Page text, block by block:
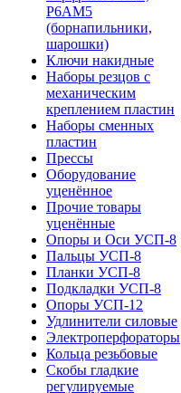
Р6АМ5
(борнапильники,
шарошки)
Ключи накидные
Наборы резцов с
механическим
креплением пластин
Наборы сменных
пластин
Прессы
Оборудование
уценённое
Прочие товары
уценённые
Опоры и Оси УСП-8
Пальцы УСП-8
Планки УСП-8
Подкладки УСП-8
Опоры УСП-12
Удлинители силовые
Электроперфораторы
Кольца резьбовые
Скобы гладкие
регулируемые